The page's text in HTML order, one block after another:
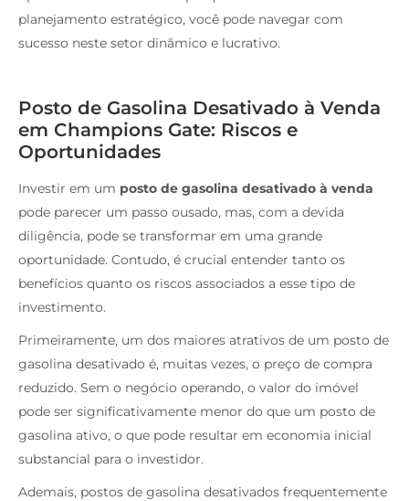
planejamento estratégico, você pode navegar com
sucesso neste setor dinâmico e lucrativo.
Posto de Gasolina Desativado à Venda
em Champions Gate: Riscos e
Oportunidades
Investir em um posto de gasolina desativado à venda
pode parecer um passo ousado, mas, com a devida
diligência, pode se transformar em uma grande
oportunidade. Contudo, é crucial entender tanto os
benefícios quanto os riscos associados a esse tipo de
investimento.
Primeiramente, um dos maiores atrativos de um posto de
gasolina desativado é, muitas vezes, o preço de compra
reduzido. Sem o negócio operando, o valor do imóvel
pode ser significativamente menor do que um posto de
gasolina ativo, o que pode resultar em economia inicial
substancial para o investidor.
Ademais, postos de gasolina desativados frequentemente